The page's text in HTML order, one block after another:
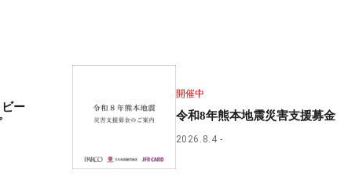
ビー
開催中
令和8年熊本地震災害支援募金
2026.8.4